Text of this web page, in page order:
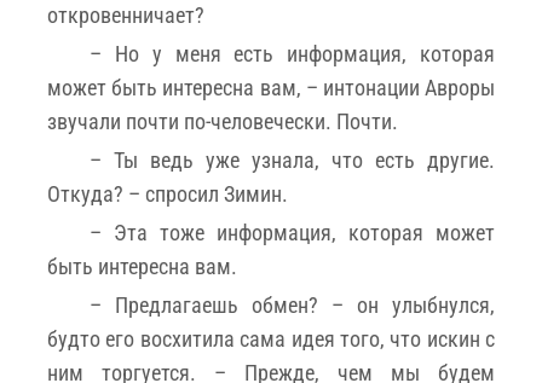
откровенничает?
– Но у меня есть информация, которая
может быть интересна вам, – интонации Авроры
звучали почти по-человечески. Почти.
– Ты ведь уже узнала, что есть другие.
Откуда? – спросил Зимин.
– Эта тоже информация, которая может
быть интересна вам.
– Предлагаешь обмен? – он улыбнулся,
будто его восхитила сама идея того, что искин с
ним торгуется. – Прежде, чем мы будем